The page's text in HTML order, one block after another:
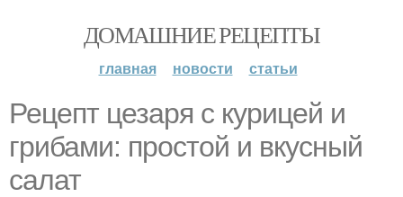
ДОМАШНИЕ РЕЦЕПТЫ
главная новости статьи
Рецепт цезаря с курицей и
грибами: простой и вкусный
салат